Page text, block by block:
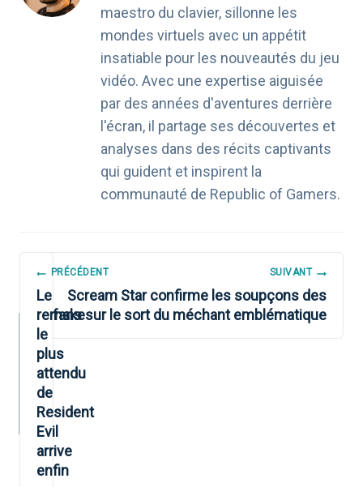
maestro du clavier, sillonne les
mondes virtuels avec un appétit
insatiable pour les nouveautés du jeu
vidéo. Avec une expertise aiguisée
par des années d'aventures derrière
l'écran, il partage ses découvertes et
analyses dans des récits captivants
qui guident et inspirent la
communauté de Republic of Gamers.
NAVIGATION
DE
L’ARTICLE
PRÉCÉDENT
Le
remake
le
plus
attendu
de
Resident
Evil
arrive
enfin
SUIVANT
Scream Star confirme les soupçons des
fans sur le sort du méchant emblématique